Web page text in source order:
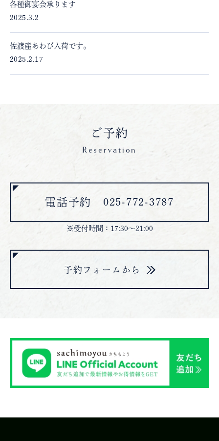
各種御宴会承ります
2025.3.2
佐渡産あわび入荷です。
2025.2.17
ご予約
Reservation
電話予約 025-772-3787
※受付時間：17:30～21:00
予約フォームから